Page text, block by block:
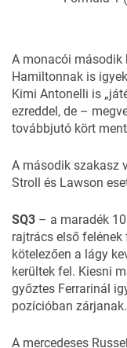
A monacói második
Hamiltonnak is
Kimi Antonelli is
ezreddel, de –
továbbjutó kört
A második szakasz
Stroll és Lawson
SQ3 – a maradék
rajtrács első
kötelezően a lágy
kerültek fel. Kiesni
győztes Ferrarinál
pozícióban zárjanak.
A mercedeses